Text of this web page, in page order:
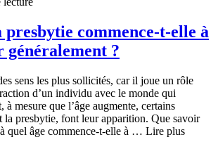
presbytie commence-t-elle à
généralement ?
sens les plus sollicités, car il joue un rôle
d’un individu avec le monde qui
à mesure que l’âge augmente, certains
la presbytie, font leur apparition. Que savoir
quel âge commence-t-elle à … Lire plus